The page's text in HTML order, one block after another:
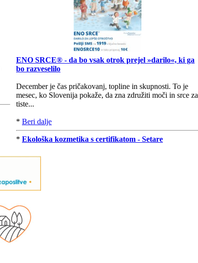
ENO SRCE® - da bo vsak otrok prejel »darilo«, ki ga
bo razveselilo
December je čas pričakovanj, topline in skupnosti. To je
mesec, ko Slovenija pokaže, da zna združiti moči in srce za
tiste...
* Beri dalje
* Ekološka kozmetika s certifikatom - Setare